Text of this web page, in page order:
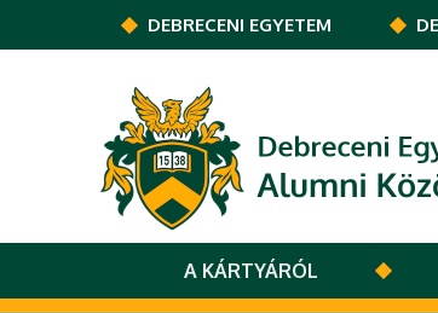
Ugrás a tartalomra
DEBRECENI EGYETEM
A KÁRTYÁRÓL